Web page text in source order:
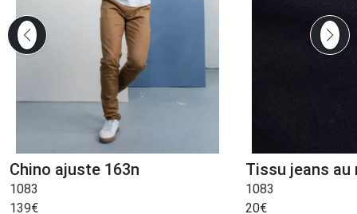
Chino ajuste 163n
1083
139€
Tissu jeans
1083
20€